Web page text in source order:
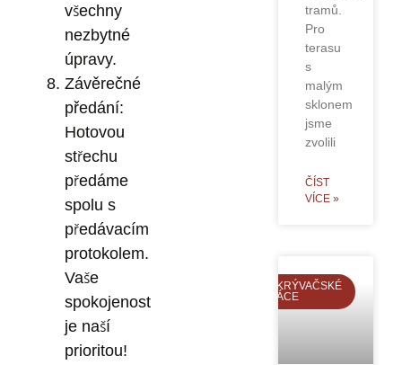
všechny
nezbytné
úpravy.
Závěrečné
předání:
Hotovou
střechu
předáme
spolu s
předávacím
protokolem.
Vaše
spokojenost
je naší
prioritou!
tramů.
Pro
terasu
s
malým
sklonem
jsme
zvolili
ČÍST
VÍCE »
POKRÝVAČSKÉ
PRÁCE